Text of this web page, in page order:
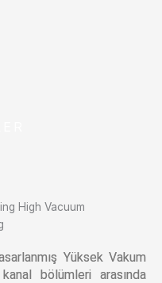
Yüksek Vakum
bölümleri arasında